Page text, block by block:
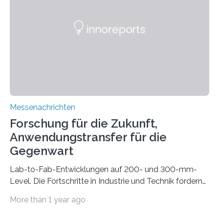
konventionelle Robotik an der Produktion und
Messenachrichten
Forschung für die Zukunft,
Anwendungstransfer für die
Gegenwart
Lab-to-Fab-Entwicklungen auf 200- und 300-mm-
Level. Die Fortschritte in Industrie und Technik fordern
Mikrochips, sowohl aus technischer, wirtschaftlicher, als
More than 1 year ago